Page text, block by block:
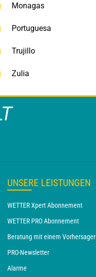
Monagas
Portuguesa
Trujillo
Zulia
UNSERE LEISTUNGEN
WETTER Xpert Abonnement
WETTER PRO Abonnement
Beratung mit einem Vorhersager
PRO-Newsletter
Alarme